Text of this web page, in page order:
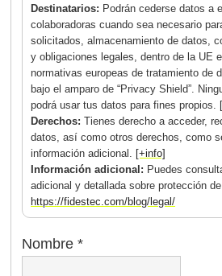
Destinatarios: Podrán cederse datos a
colaboradoras cuando sea necesario
solicitados, almacenamiento de datos,
y obligaciones legales, dentro de la UE
normativas europeas de tratamiento de
bajo el amparo de “Privacy Shield”.
podrá usar tus datos para fines propios.
Derechos:Tienes derecho a acceder,
datos, así como otros derechos, como
información adicional. [+info]
Información adicional: Puedes
adicional y detallada sobre protección
https://fidestec.com/blog/legal/
Nombre*